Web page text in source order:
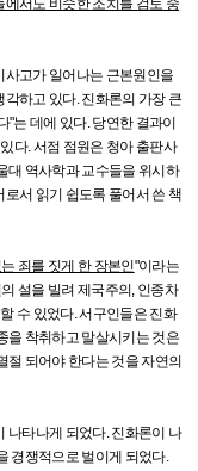
에서도 비슷한 조치를 검토 중
사고가 일어나는 근본원인을
각하고 있다.진화론의 가장 큰
"는 데에 있다.당연한 결과이
다.서점 점원은 청아 출판사
대 역사학과 교수들을 위시하
서 읽기 쉽도록 풀어서 쓴 책
죄를 짓게 한 장본인"이라는
설을 빌려 제국주의 , 인종차
수 있었다.서구인들은 진화
을 착취하고 말살시키는 것은
절 되어야 한다는 것을 자연의
나타나게 되었다.진화론이 나
경쟁적으로 벌이게 되었다.